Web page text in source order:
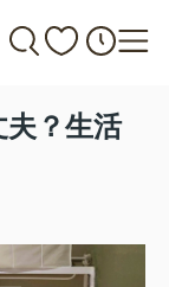
？生活